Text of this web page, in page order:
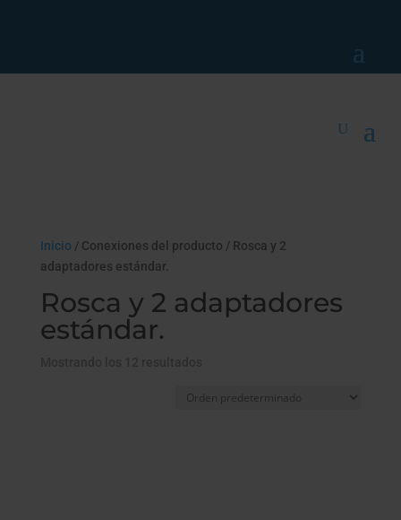
Inicio / Conexiones del producto / Rosca y 2
adaptadores estándar.
Rosca y 2 adaptadores
estándar.